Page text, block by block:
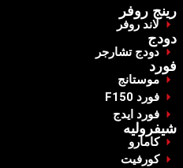
‏رينج روفر‏
‏لاند روفر‏
‏دودج‏
‏دودج تشارجر‏
‏فورد‏
‏موستانج‏
‏فورد F150‏
‏فورد ايدج‏
شيفروليه
‏كامارو‏
‏كورفيت‏